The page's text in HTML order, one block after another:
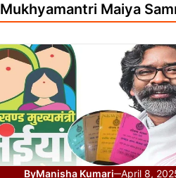
Mukhyamantri Maiya
ByManisha Kumari—April 8,